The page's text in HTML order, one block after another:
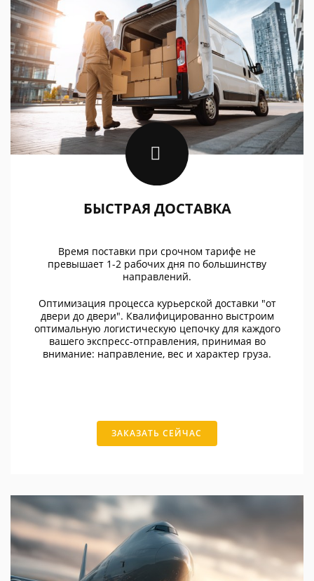
БЫСТРАЯ ДОСТАВКА
Время поставки при срочном тарифе не
превышает 1-2 рабочих дня по большинству
направлений.
Оптимизация процесса курьерской доставки "от
двери до двери". Квалифицированно выстроим
оптимальную логистическую цепочку для каждого
вашего экспресс-отправления, принимая во
внимание: направление, вес и характер груза.
ЗАКАЗАТЬ СЕЙЧАС